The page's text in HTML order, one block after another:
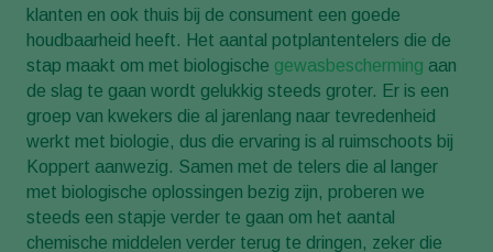
klanten en ook thuis bij de consument een goede
houdbaarheid heeft. Het aantal potplantentelers die de
stap maakt om met biologische gewasbescherming aan
de slag te gaan wordt gelukkig steeds groter. Er is een
groep van kwekers die al jarenlang naar tevredenheid
werkt met biologie, dus die ervaring is al ruimschoots bij
Koppert aanwezig. Samen met de telers die al langer
met biologische oplossingen bezig zijn, proberen we
steeds een stapje verder te gaan om het aantal
chemische middelen verder terug te dringen, zeker die